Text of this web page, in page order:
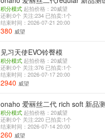
积分模式起拍价格：20威望
还剩:0个 关注:234 已拍卖:1个
结束时间：2026-07-21 20:00
380 威望
见习天使EVO铃臀模
积分模式起拍价格：20威望
还剩:0个 关注:376 已拍卖:1个
结束时间：2026-07-17 20:00
2940 威望
积分模式起拍价格：20威望
还剩:0个 关注:220 已拍卖:1个
结束时间：2026-07-14 20:00
260 威望